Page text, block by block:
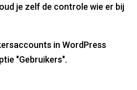
je zelf de controle wie er bij
in WordPress
"Gebruikers".